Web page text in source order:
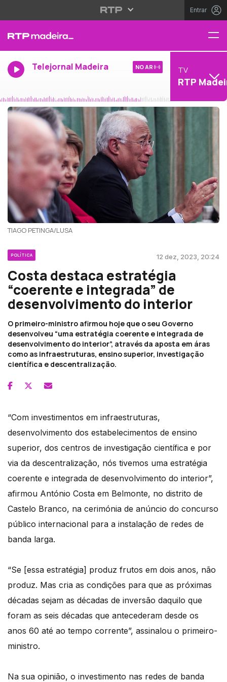
Entrar
Telejornal Madeira NO AR TV
RTP
TIAGO PETINGA/LUSA
POLÍTICA 12 dez, 2023, 20:24
Costa destaca estratégia
“coerente e integrada” de
desenvolvimento do interior
O primeiro-ministro afirmou hoje que o seu Governo
desenvolveu “uma estratégia coerente e integrada de
desenvolvimento do interior”, através da aposta em áras
como as infraestruturas, ensino superior, investigação
científica e descentralização.
“Com investimentos em infraestruturas,
desenvolvimento dos estabelecimentos de ensino
superior, dos centros de investigação científica e por
via da descentralização, nós tivemos uma estratégia
coerente e integrada de desenvolvimento do interior”,
afirmou António Costa em Belmonte, no distrito de
Castelo Branco, na cerimónia de anúncio do concurso
público internacional para a instalação de redes de
banda larga.
“Se [essa estratégia] produz frutos em dois anos, não
produz. Mas cria as condições para que as próximas
décadas sejam as décadas de inversão daquilo que
foram as seis décadas que antecederam desde os
anos 60 até ao tempo corrente”, assinalou o primeiro-
ministro.
Na sua opinião, o investimento nas redes de banda